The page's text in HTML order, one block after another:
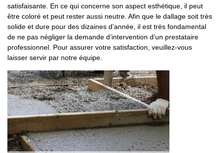
satisfaisante. En ce qui concerne son aspect esthétique, il peut
être coloré et peut rester aussi neutre. Afin que le dallage soit très
solide et dure pour des dizaines d’année, il est très fondamental
de ne pas négliger la demande d’intervention d’un prestataire
professionnel. Pour assurer votre satisfaction, veuillez-vous
laisser servir par notre équipe.